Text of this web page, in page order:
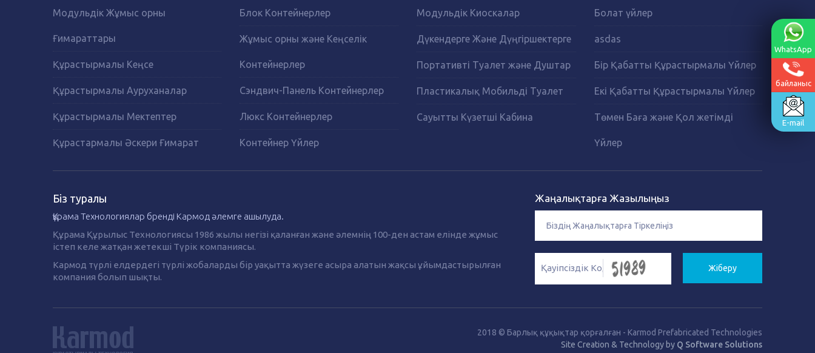
Модульдік Жұмыс орны
Ғимараттары
Құрастырмалы Кеңсе
Құрастырмалы Ауруханалар
Құрастырмалы Мектептер
Құрастармалы Әскери Ғимарат
Блок Контейнерлер
Жұмыс орны және Кеңселік
Контейнерлер
Сэндвич-Панель Контейнерлер
Люкс Контейнерлер
Контейнер Үйлер
Модульдік Киоскалар
Дүкендерге Және Дүңгіршектерге
Портативті Туалет және Душтар
Пластикалық Мобильді Туалет
Сауытты Күзетші Кабина
Болат үйлер
asdas
Бір Қабатты Құрастырмалы Үйлер
Екі Қабатты Құрастырмалы Үйлер
Төмен Баға және Қол жетімді
Үйлер
Біз туралы
Құрама Технологиялар бренді Кармод әлемге ашылуда.
Құрама Құрылыс Технологиясы 1986 жылы негізі қаланған және әлемнің 100-ден астам елінде жұмыс
істеп келе жатқан жетекші Түрік компаниясы.
Кармод түрлі елдердегі түрлі жобаларды бір уақытта жүзеге асыра алатын жақсы ұйымдастырылған
компания болып шықты.
Жаңалықтарға Жазылыңыз
Жіберу
2018 © Барлық құқықтар қорғалған - Karmod Prefabricated Technologies
Site Creation & Technology by Q Software Solutions
WhatsApp
байланыс
E-mail